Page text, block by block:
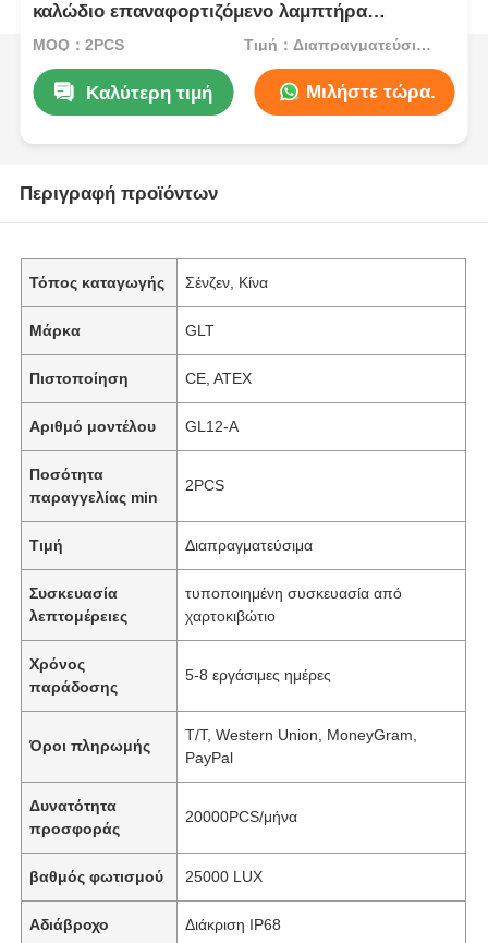
καλώδιο επαναφορτιζόμενο λαμπτήρα
ασφαλείας ανθρακωρύχων 25000lux 800mA
MOQ：2PCS Τιμή：Διαπραγματεύσιμα
Καλύτερη τιμή Μιλήστε τώρα.
Περιγραφή προϊόντων
Τόπος καταγωγής Σένζεν, Κίνα
Μάρκα GLT
Πιστοποίηση CE, ATEX
Αριθμό μοντέλου GL12-Α
Ποσότητα
παραγγελίας min
2PCS
Τιμή Διαπραγματεύσιμα
Συσκευασία
λεπτομέρειες
τυποποιημένη συσκευασία από
χαρτοκιβώτιο
Χρόνος
παράδοσης
5-8 εργάσιμες ημέρες
Όροι πληρωμής
Τ/Τ, Western Union, MoneyGram,
PayPal
Δυνατότητα
προσφοράς
20000PCS/μήνα
βαθμός φωτισμού 25000 LUX
Αδιάβροχο Διάκριση IP68